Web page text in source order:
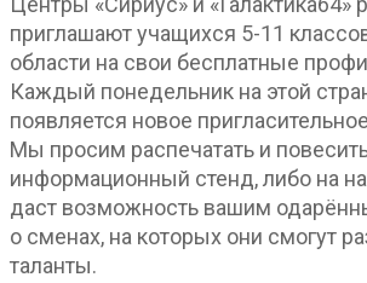
приглашают учащихся 5-11
области на свои бесплатные
Каждый понедельник на этой
появляется новое
Мы просим распечатать и
информационный стенд, либо на
даст возможность вашим
о сменах, на которых они смогут
таланты.